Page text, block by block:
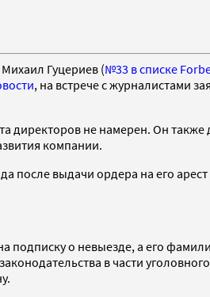
Гуцериев (№33 в списке
, на встрече с журналистами
директоров не намерен. Он
компании.
после выдачи ордера на его
подписку о невыезде, а его
в части